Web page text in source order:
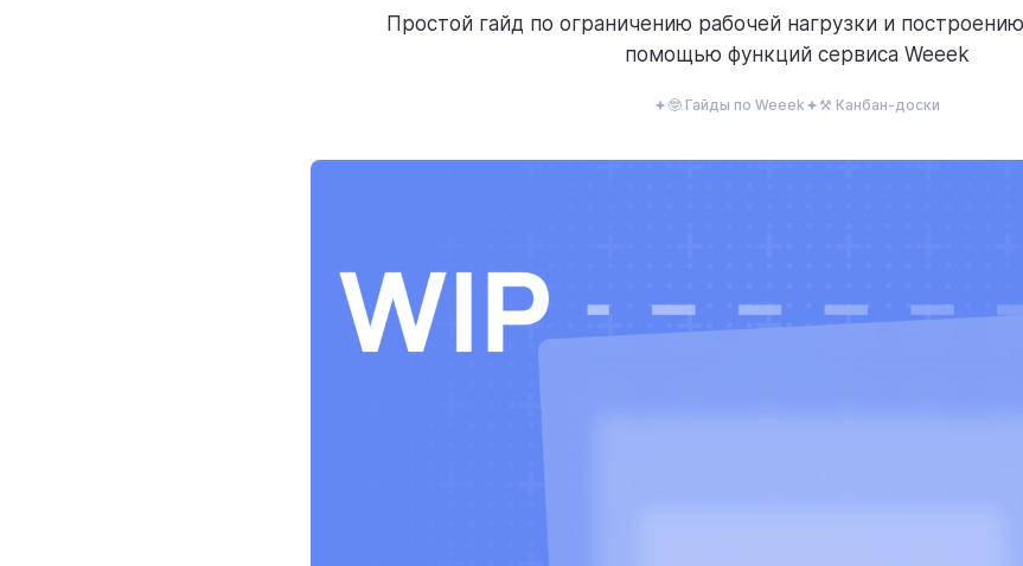
Простой гайд по ограничению рабочей нагрузки и
помощью функций сервиса Weeek
🤓 Гайды по Weeek ⚒️ Канбан-доски